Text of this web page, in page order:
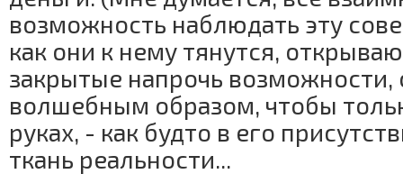
возможность наблюдать эту
как они к нему тянутся,
закрытые напрочь
волшебным образом, чтобы
руках, - как будто в его
ткань реальности...